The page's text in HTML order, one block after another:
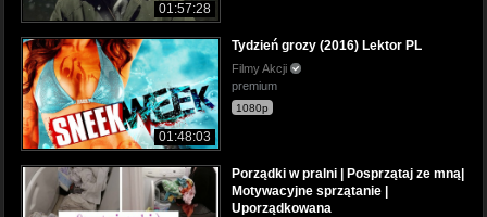
01:57:28
01:48:03
Tydzień grozy (2016) Lektor PL
Filmy Akcji
premium
1080p
Porządki w pralni | Posprzątaj ze mną|
Motywacyjne sprzątanie |
Uporządkowana